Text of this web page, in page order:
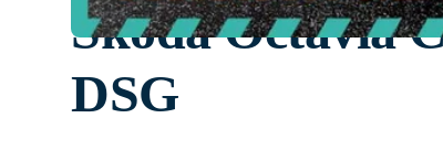
Skoda Octavia
DSG